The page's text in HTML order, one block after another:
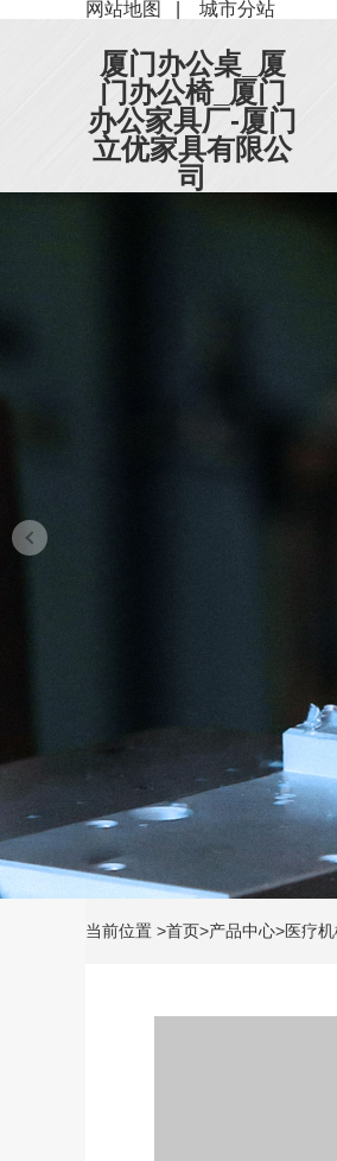
网站地图 城市分站
厦门办公桌_厦
门办公椅_厦门
办公家具厂-厦门
立优家具有限公
司
当前位置 >首页>产品中心>医疗